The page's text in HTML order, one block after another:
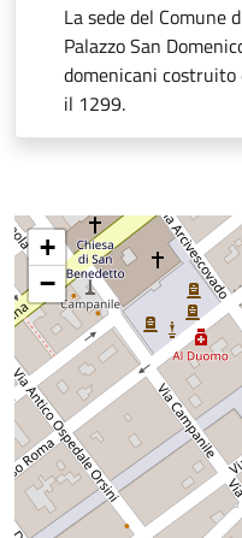
La sede del Comune
Palazzo San
domenicani costruito
il 1299.
+
−